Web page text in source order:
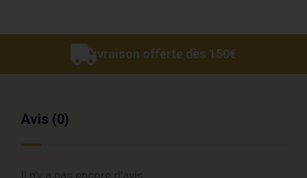
Livraison offerte dès 150€
Avis (0)